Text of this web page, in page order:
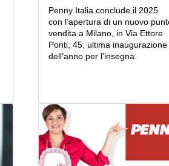
Penny Italia conclude il 2025
con l’apertura di un nuovo
vendita a Milano, in Via Ettore
Ponti, 45, ultima inaugurazione
dell’anno per l’insegna.